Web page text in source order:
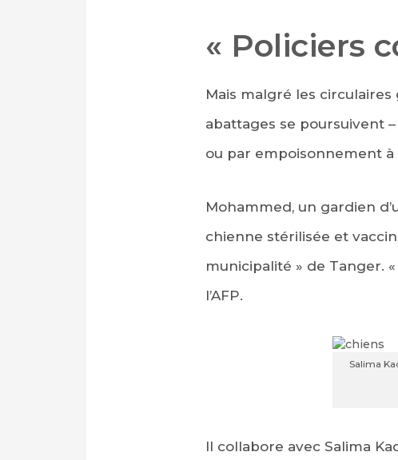
« Policiers
Mais malgré les
abattages se poursuivent
ou par empoisonnement à
Mohammed, un gardien
chienne stérilisée et
municipalité » de Tanger.
l’AFP.
Salima
Il collabore avec Salima